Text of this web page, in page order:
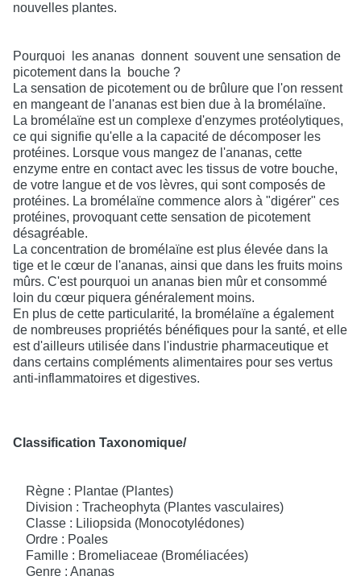
nouvelles plantes.
Pourquoi les ananas donnent souvent une sensation de
picotement dans la bouche ?
La sensation de picotement ou de brûlure que l'on ressent
en mangeant de l'ananas est bien due à la bromélaïne.
La bromélaïne est un complexe d'enzymes protéolytiques,
ce qui signifie qu'elle a la capacité de décomposer les
protéines. Lorsque vous mangez de l'ananas, cette
enzyme entre en contact avec les tissus de votre bouche,
de votre langue et de vos lèvres, qui sont composés de
protéines. La bromélaïne commence alors à "digérer" ces
protéines, provoquant cette sensation de picotement
désagréable.
La concentration de bromélaïne est plus élevée dans la
tige et le cœur de l'ananas, ainsi que dans les fruits moins
mûrs. C'est pourquoi un ananas bien mûr et consommé
loin du cœur piquera généralement moins.
En plus de cette particularité, la bromélaïne a également
de nombreuses propriétés bénéfiques pour la santé, et elle
est d'ailleurs utilisée dans l'industrie pharmaceutique et
dans certains compléments alimentaires pour ses vertus
anti-inflammatoires et digestives.
Classification Taxonomique/
Règne : Plantae (Plantes)
Division : Tracheophyta (Plantes vasculaires)
Classe : Liliopsida (Monocotylédones)
Ordre : Poales
Famille : Bromeliaceae (Broméliacées)
Genre : Ananas